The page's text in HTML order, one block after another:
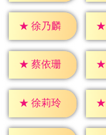
★ 徐乃麟 ★
★ 蔡依珊 ★
★ 徐莉玲 ★